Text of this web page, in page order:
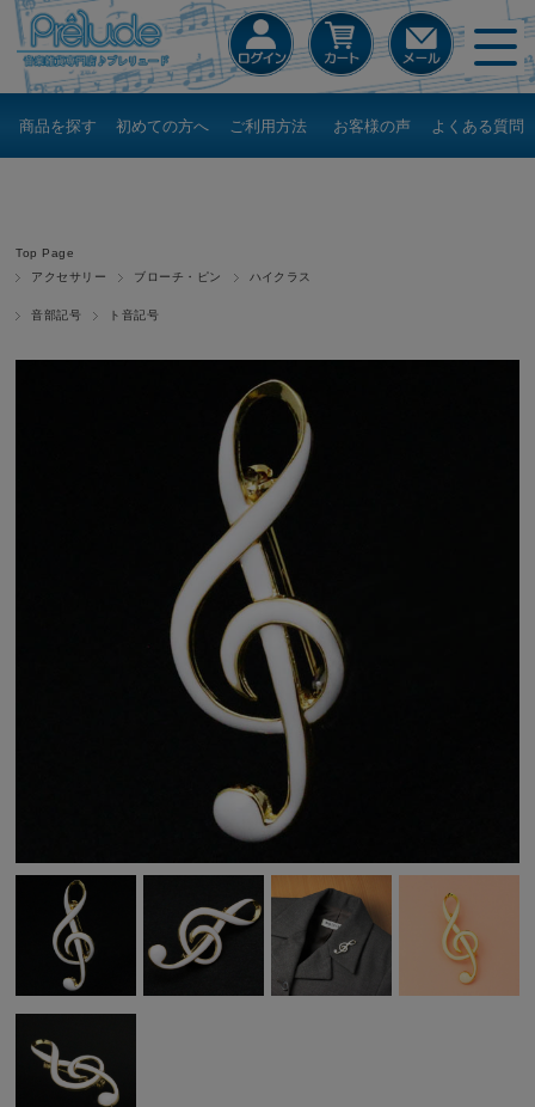
商品を探す 初めての方へ ご利用方法 お客様の声 よくある質問
Top Page
アクセサリー
ブローチ・ピン ハイクラス
音部記号 ト音記号